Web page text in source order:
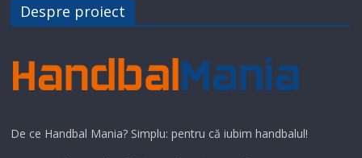
Despre proiect
De ce Handbal Mania? Simplu: pentru că iubim handbalul!